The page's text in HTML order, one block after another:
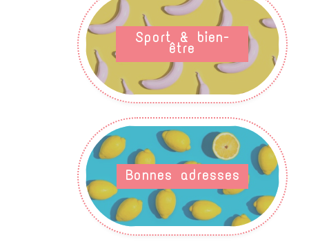
Sport & bien-
être
Bonnes adresses